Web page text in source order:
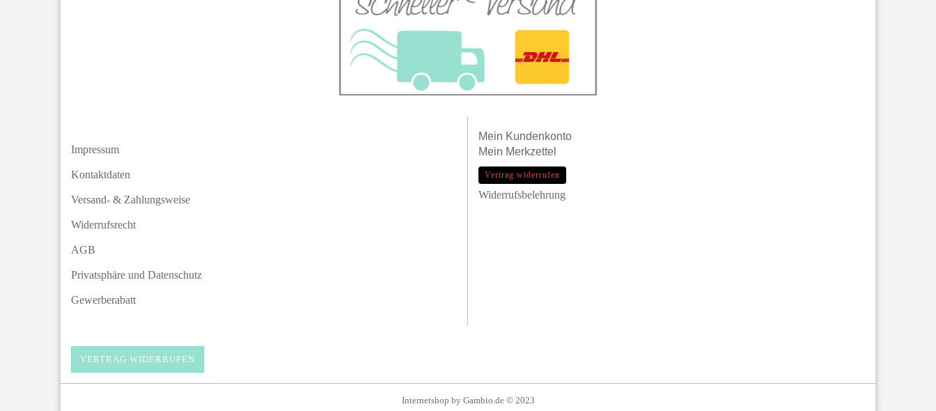
Impressum
Kontaktdaten
Versand- & Zahlungsweise
Widerrufsrecht
AGB
Privatsphäre und Datenschutz
Gewerberabatt
Mein Kundenkonto
Mein Merkzettel
Vertrag widerrufen
Widerrufsbelehrung
VERTRAG WIDERRUFEN
Internetshop by Gambio.de © 2023